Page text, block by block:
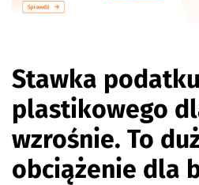
Stawka podatku
plastikowego
wzrośnie. To
obciążenie dla